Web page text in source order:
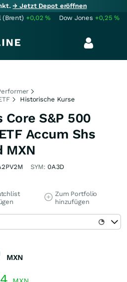
→ Jetzt Depot eröffnen
(Brent) +0,02% Dow Jones +0,25%
Historische Kurse
Core S&P 500
Accum Shs
MXN
SYM: 0A3D
Zum Portfolio
hinzufügen
MXN